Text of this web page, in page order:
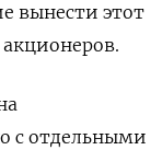
вынести этот
акционеров.
с отдельными